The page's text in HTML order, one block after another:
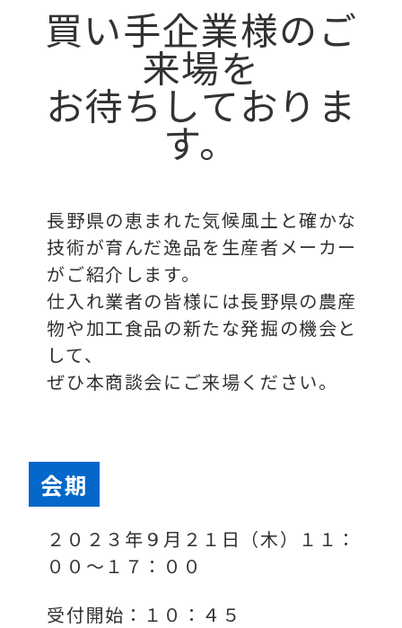
買い手企業様のご
来場を
お待ちしておりま
す。
長野県の恵まれた気候風土と確かな
技術が育んだ逸品を生産者メーカー
がご紹介します。
仕入れ業者の皆様には長野県の農産
物や加工食品の新たな発掘の機会と
して、
ぜひ本商談会にご来場ください。
会期
２０２３年９月２１日（木）１１：
００～１７：００
受付開始：１０：４５